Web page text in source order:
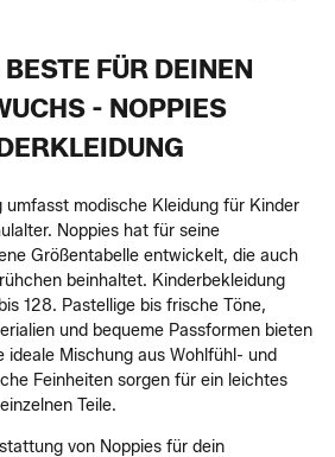
FÜR DEINEN
- NOPPIES
umfasst modische Kleidung für Kinder
Noppies hat für seine
Größentabelle entwickelt, die auch
beinhaltet. Kinderbekleidung
128. Pastellige bis frische Töne,
und bequeme Passformen bieten
ideale Mischung aus Wohlfühl- und
Feinheiten sorgen für ein leichtes
Teile.
von Noppies für dein